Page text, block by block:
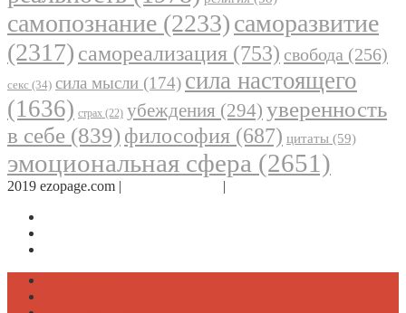
самопознание (2233)саморазвитие
(2317) самореализация (753) свобода (256)
секс (34) сила мысли (174) сила настоящего
(1636) страх (22) убеждения (294) уверенность
в себе (839) философия (687) цитаты (59)
эмоциональная сфера (2651)
2019 ezopage.com | |